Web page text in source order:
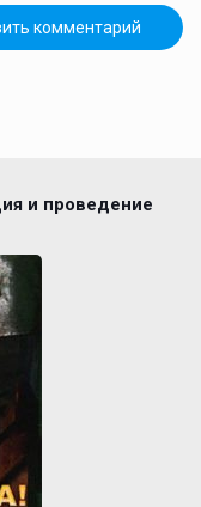
и проведение